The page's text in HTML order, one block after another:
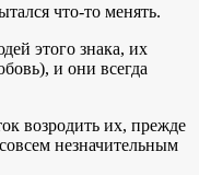
что-то менять.
этого знака, их
и они всегда
возродить их, прежде
незначительным